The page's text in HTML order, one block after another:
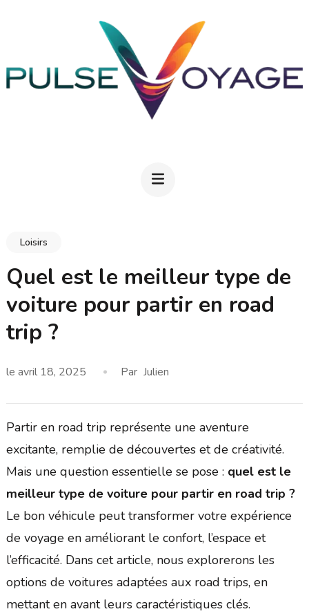
(Pressez
Loisirs
Quel est le meilleur type de
voiture pour partir en road
trip ?
le avril 18, 2025 Par Julien
Partir en road trip représente une aventure
excitante, remplie de découvertes et de créativité.
Mais une question essentielle se pose : quel est le
meilleur type de voiture pour partir en road trip ?
Le bon véhicule peut transformer votre expérience
de voyage en améliorant le confort, l’espace et
l’efficacité. Dans cet article, nous explorerons les
options de voitures adaptées aux road trips, en
mettant en avant leurs caractéristiques clés.